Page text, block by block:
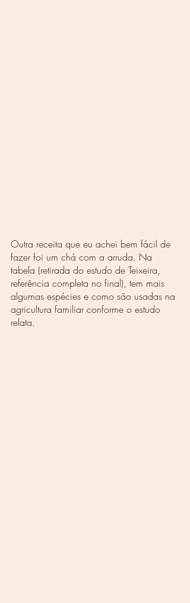
Outra receita que eu achei bem fácil de
fazer foi um chá com a arruda. Na
tabela (retirada do estudo de Teixeira,
referência completa no final), tem mais
algumas espécies e como são usadas na
agricultura familiar conforme o estudo
relata.